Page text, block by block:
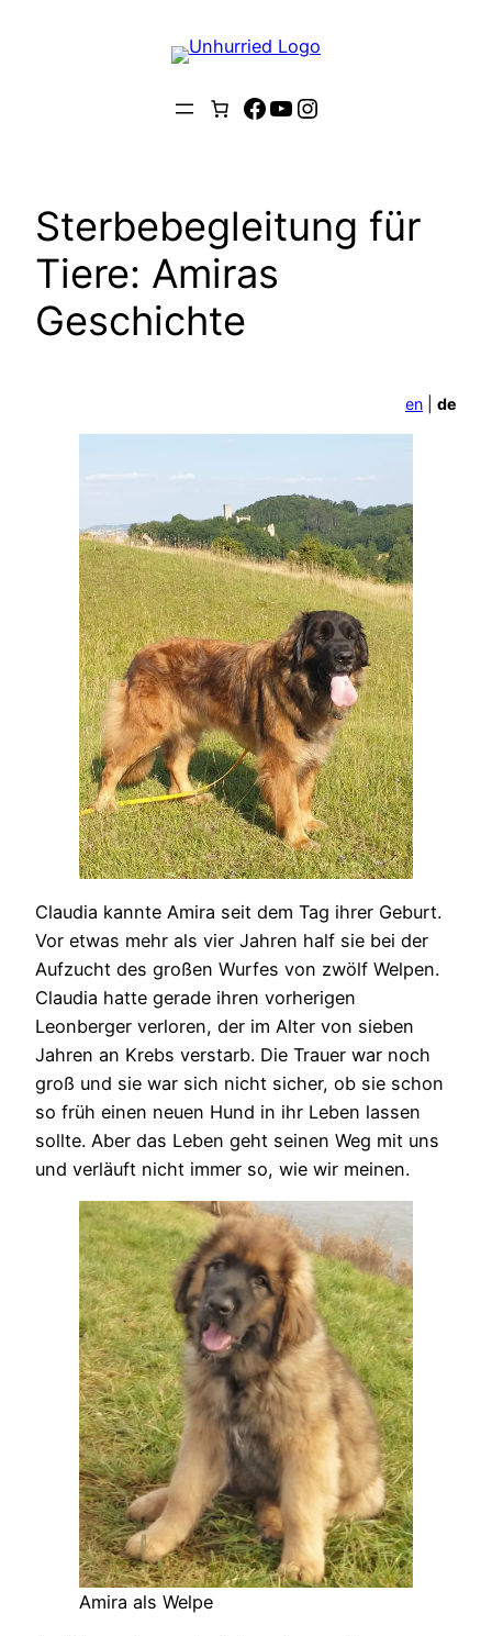
Facebook
YouTube
Instagram
Sterbebegleitung für
Tiere: Amiras
Geschichte
en de
Claudia kannte Amira seit dem Tag ihrer Geburt.
Vor etwas mehr als vier Jahren half sie bei der
Aufzucht des großen Wurfes von zwölf Welpen.
Claudia hatte gerade ihren vorherigen
Leonberger verloren, der im Alter von sieben
Jahren an Krebs verstarb. Die Trauer war noch
groß und sie war sich nicht sicher, ob sie schon
so früh einen neuen Hund in ihr Leben lassen
sollte. Aber das Leben geht seinen Weg mit uns
und verläuft nicht immer so, wie wir meinen.
Amira als Welpe